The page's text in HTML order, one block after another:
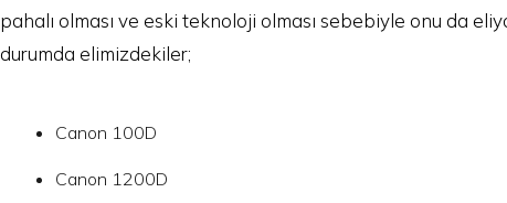
pahalı olması ve eski teknoloji olması sebebiyle onu da
durumda elimizdekiler;
Canon 100D
Canon 1200D